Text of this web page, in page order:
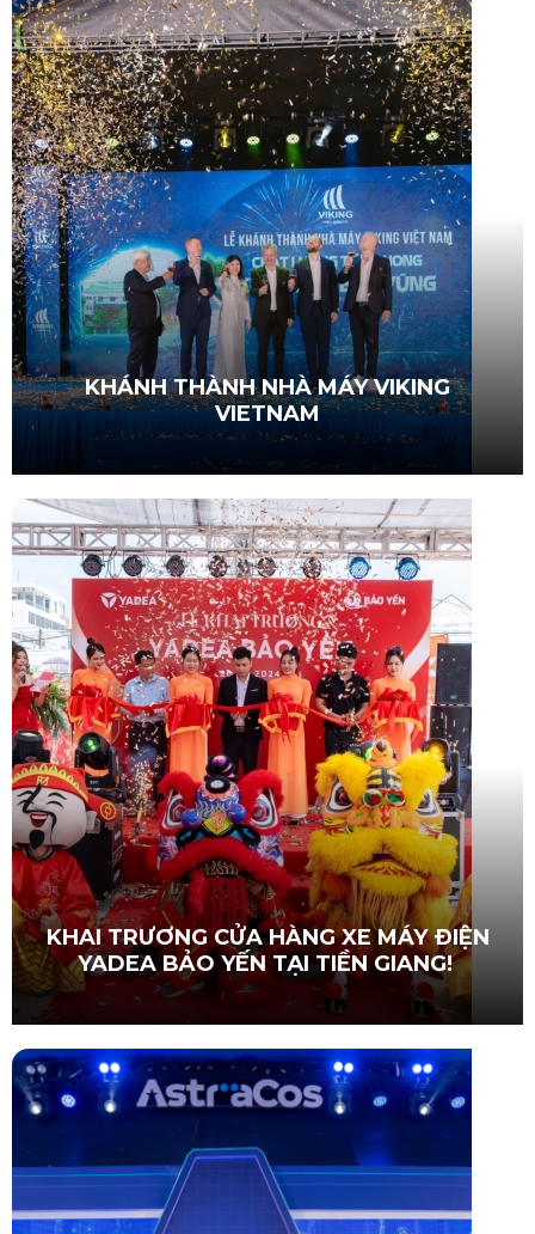
KHÁNH THÀNH NHÀ MÁY VIKING
VIETNAM
KHAI TRƯƠNG CỬA HÀNG XE MÁY ĐIỆN
YADEA BẢO YẾN TẠI TIỀN GIANG!